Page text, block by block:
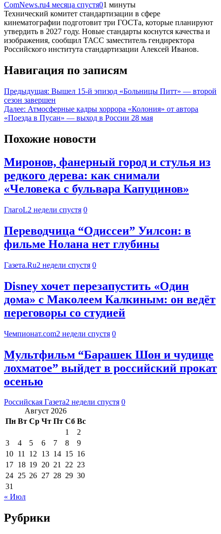
ComNews.ru4 месяца спустя01 минуты
Технический комитет стандартизации в сфере
кинематографии подготовит три ГОСТа, которые планируют
утвердить в 2027 году. Новые стандарты коснутся качества и
изображения, сообщил ТАСС заместитель гендиректора
Российского института стандартизации Алексей Иванов.
Навигация по записям
Предыдущая: Вышел 15-й эпизод «Больницы Питт» — второй
сезон завершен
Далее: Атмосферные кадры хоррора «Колония» от автора
«Поезда в Пусан» — выход в России 28 мая
Похожие новости
Миронов, фанерный город и стулья из
редкого дерева: как снимали
«Человека с бульвара Капуцинов»
ГлагоL2 недели спустя 0
Переводчица “Одиссеи” Уилсон: в
фильме Нолана нет глубины
Газета.Ru2 недели спустя 0
Disney хочет перезапустить «Один
дома» с Маколеем Калкиным: он ведёт
переговоры со студией
Чемпионат.com2 недели спустя 0
Мультфильм “Барашек Шон и чудище
лохматое” выйдет в российский прокат
осенью
Российская Газета2 недели спустя 0
Август 2026
Пн Вт Ср Чт Пт Сб Вс
1
2
3
4 5 6 7 8
9
10 11 12 13 14 15 16
17 18 19 20 21 22 23
24 25 26 27 28 29 30
31
« Июл
Рубрики